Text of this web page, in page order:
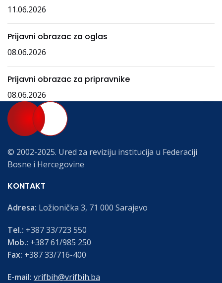
11.06.2026
Prijavni obrazac za oglas
08.06.2026
Prijavni obrazac za pripravnike
08.06.2026
© 2002-2025. Ured za reviziju institucija u Federaciji
Bosne i Hercegovine
KONTAKT
Adresa: Ložionička 3, 71 000 Sarajevo
Tel.: +387 33/723 550
Mob.: +387 61/985 250
Fax: +387 33/716-400
E-mail: vrifbih@vrifbih.ba